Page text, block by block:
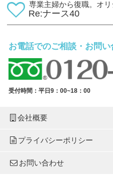
専業主婦から復職。オリ
Re:ナース40
お電話でのご相談・お問い
受付時間：平日9：00~18：00
会社概要
プライバシーポリシー
お問い合わせ